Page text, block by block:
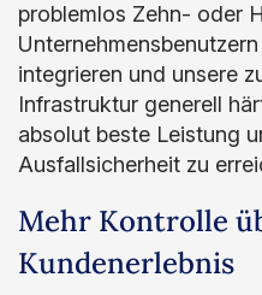
problemlos Zehn- oder
integrieren und unsere
Infrastruktur generell
absolut beste Leistung
Ausfallsicherheit zu
Mehr Kontrolle
Kundenerlebnis